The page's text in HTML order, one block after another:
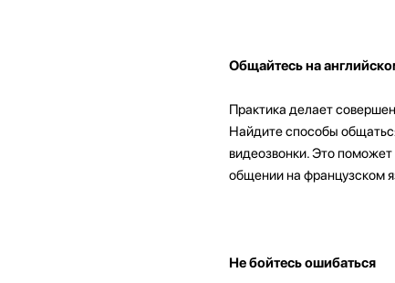
Общайтесь на
Практика делает
Найдите способы
видеозвонки. Это поможет
общении на французском
Не бойтесь ошибаться